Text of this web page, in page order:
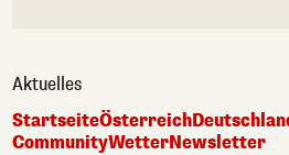
Aktuelles
StartseiteÖsterreich
CommunityWetterNewsletter